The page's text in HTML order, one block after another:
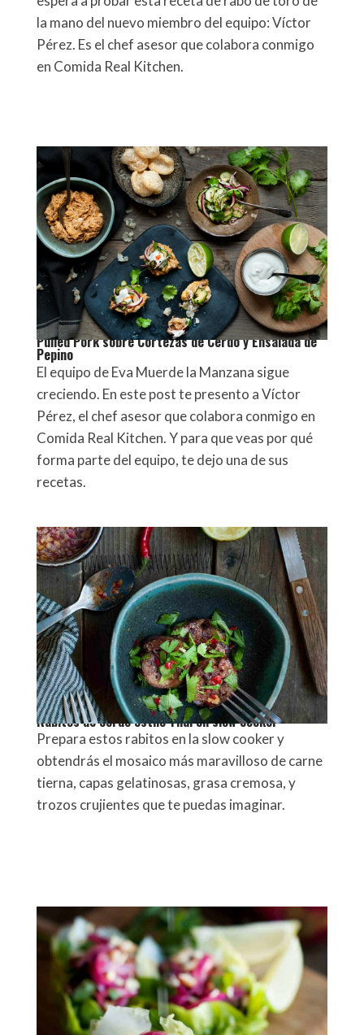
la mano del nuevo miembro del equipo: Víctor
Pérez. Es el chef asesor que colabora conmigo
en Comida Real Kitchen.
Pulled Pork sobre Cortezas de Cerdo y Ensalada de
Pepino
El equipo de Eva Muerde la Manzana sigue
creciendo. En este post te presento a Víctor
Pérez, el chef asesor que colabora conmigo en
Comida Real Kitchen. Y para que veas por qué
forma parte del equipo, te dejo una de sus
recetas.
Rabitos de cerdo estilo Thai en slow cooker
Prepara estos rabitos en la slow cooker y
obtendrás el mosaico más maravilloso de carne
tierna, capas gelatinosas, grasa cremosa, y
trozos crujientes que te puedas imaginar.